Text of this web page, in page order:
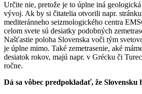
Určite nie, pretože je to úplne iná
vývoj. Ak by si čitatelia otvorili napr.
mediteránneho seizmologického centra
celom svete sú desiatky podobných
Našťastie poloha Slovenska voči tým
je úplne mimo. Také zemetrasenie, aké
desiatok rokov, majú napr. v Grécku či
ročne.
Dá sa vôbec predpokladať, že Slovensku